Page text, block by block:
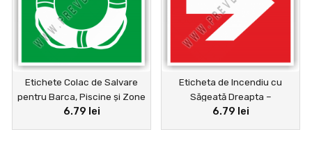
Etichete Colac de Salvare
pentru Barca, Piscine şi Zone
Nautice
6.79 lei
Eticheta de Incendiu cu
Săgeată Dreapta –
Semnalizare PSI Profesională
6.79 lei